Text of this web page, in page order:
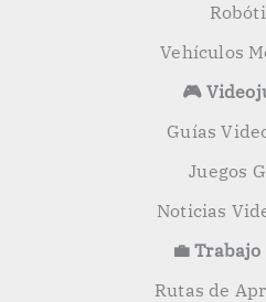
Vehículos
🎮
Guías
Juegos
Noticias
💼
Rutas de